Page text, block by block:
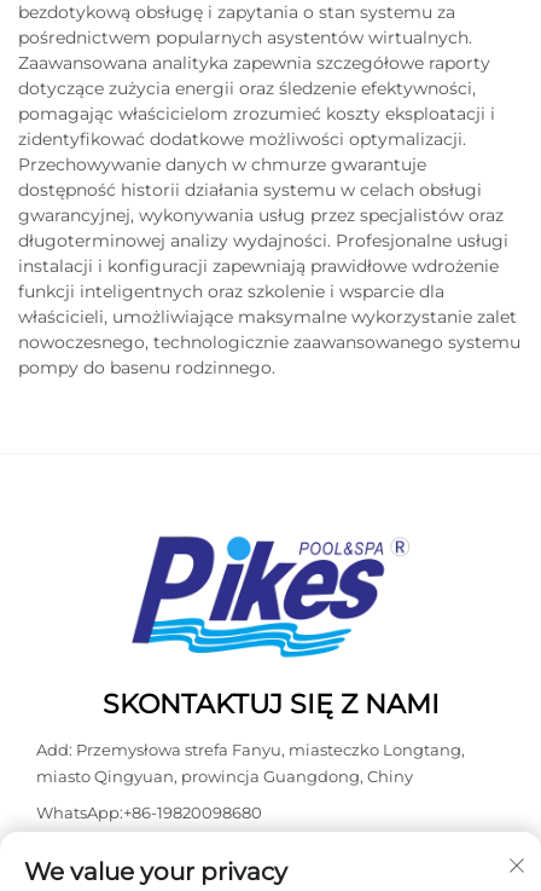
bezdotykową obsługę i zapytania o stan systemu za
pośrednictwem popularnych asystentów wirtualnych.
Zaawansowana analityka zapewnia szczegółowe raporty
dotyczące zużycia energii oraz śledzenie efektywności,
pomagając właścicielom zrozumieć koszty eksploatacji i
zidentyfikować dodatkowe możliwości optymalizacji.
Przechowywanie danych w chmurze gwarantuje
dostępność historii działania systemu w celach obsługi
gwarancyjnej, wykonywania usług przez specjalistów oraz
długoterminowej analizy wydajności. Profesjonalne usługi
instalacji i konfiguracji zapewniają prawidłowe wdrożenie
funkcji inteligentnych oraz szkolenie i wsparcie dla
właścicieli, umożliwiające maksymalne wykorzystanie zalet
nowoczesnego, technologicznie zaawansowanego systemu
pompy do basenu rodzinnego.
SKONTAKTUJ SIĘ Z NAMI
Add: Przemysłowa strefa Fanyu, miasteczko Longtang,
miasto Qingyuan, prowincja Guangdong, Chiny
WhatsApp:+86-19820098680
E-mail:[email protected]
We value your privacy